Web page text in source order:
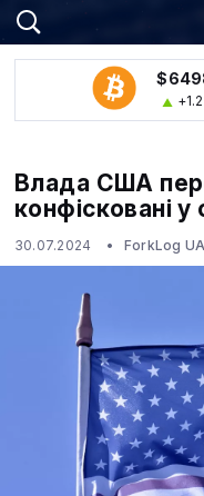
Влада США
конфісковані у
30.07.2024 ForkLog UA